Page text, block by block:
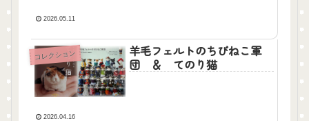
2026.05.11
コレクション
羊毛フェルトのちびねこ軍
団 ＆ てのり猫
2026.04.16